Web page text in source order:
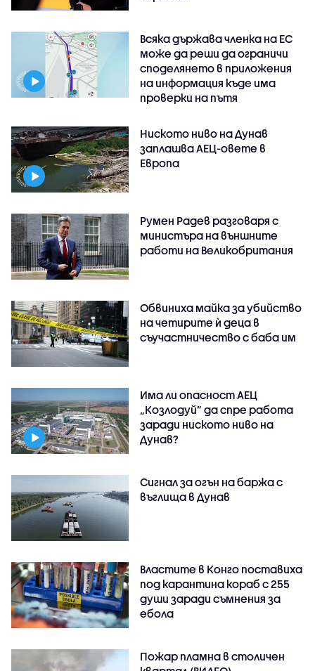
Всяка държава членка на ЕС
може да реши да ограничи
споделянето в приложения
на информация къде има
проверки на пътя
Ниското ниво на Дунав
заплашва АЕЦ-овете в
Европа
Румен Радев разговаря с
министъра на външните
работи на Великобритания
Обвиниха майка за убийство
на четирите ѝ деца в
съучастничество с баба им
Има ли опасност АЕЦ
„Козлодуй” да спре работа
заради ниското ниво на
Дунав?
Сигнал за огън на баржа с
въглища в Дунав
Властите в Конго поставиха
под карантина кораб с 255
души заради съмнения за
ебола
Пожар пламна в столичен